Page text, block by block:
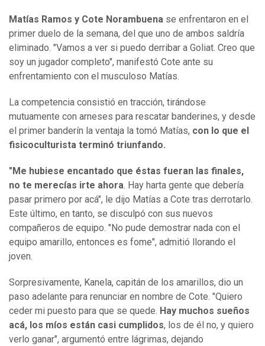
Matías Ramos y Cote Norambuena se enfrentaron en el
primer duelo de la semana, del que uno de ambos saldría
eliminado. "Vamos a ver si puedo derribar a Goliat. Creo que
soy un jugador completo", manifestó Cote ante su
enfrentamiento con el musculoso Matías.
La competencia consistió en tracción, tirándose
mutuamente con arneses para rescatar banderines, y desde
el primer banderín la ventaja la tomó Matías, con lo que el
fisicoculturista terminó triunfando.
"Me hubiese encantado que éstas fueran las finales,
no te merecías irte ahora. Hay harta gente que debería
pasar primero por acá", le dijo Matías a Cote tras derrotarlo.
Este último, en tanto, se disculpó con sus nuevos
compañeros de equipo. "No pude demostrar nada con el
equipo amarillo, entonces es fome", admitió llorando el
joven.
Sorpresivamente, Kanela, capitán de los amarillos, dio un
paso adelante para renunciar en nombre de Cote. "Quiero
ceder mi puesto para que se quede. Hay muchos sueños
acá, los míos están casi cumplidos, los de él no, y quiero
verlo ganar", argumentó entre lágrimas, dejando